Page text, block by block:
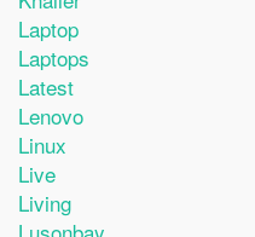
Laptop
Laptops
Latest
Lenovo
Linux
Live
Living